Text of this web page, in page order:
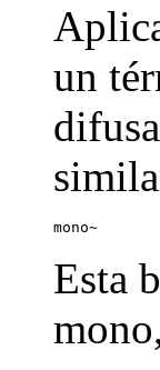
un
mono~
Esta